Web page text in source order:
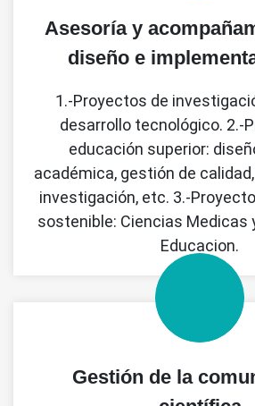
Asesoría y
diseño e
1.-Proyectos de
desarrollo tecnológico. 2.-
educación superior:
académica, gestión de
investigación, etc. 3.-
sostenible: Ciencias Medicas
Educacion.
Gestión de la